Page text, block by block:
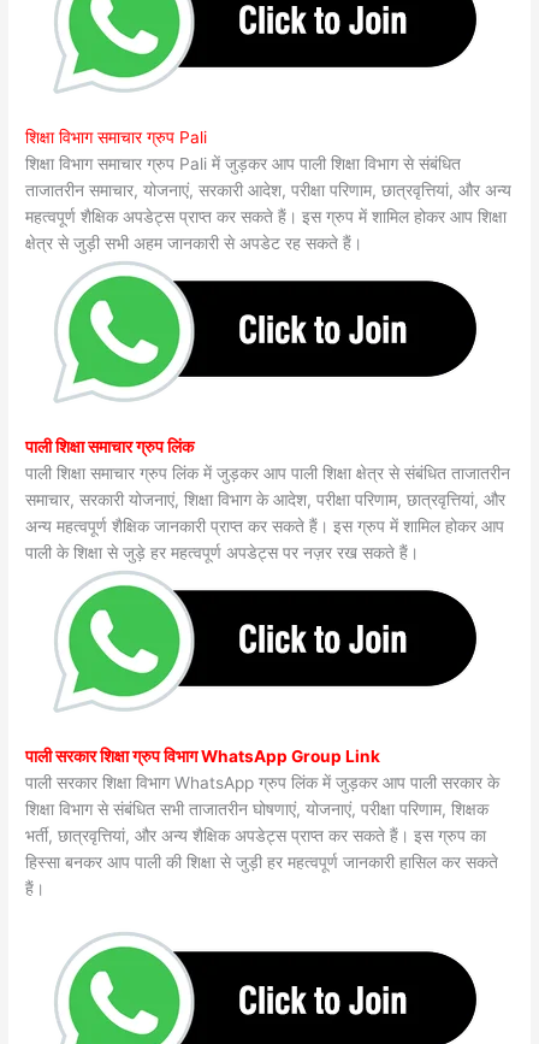
शिक्षा विभाग समाचार ग्रुप Pali
शिक्षा विभाग समाचार ग्रुप Pali में जुड़कर आप पाली शिक्षा विभाग से संबंधित
ताजातरीन समाचार, योजनाएं, सरकारी आदेश, परीक्षा परिणाम, छात्रवृत्तियां, और अन्य
महत्वपूर्ण शैक्षिक अपडेट्स प्राप्त कर सकते हैं। इस ग्रुप में शामिल होकर आप शिक्षा
क्षेत्र से जुड़ी सभी अहम जानकारी से अपडेट रह सकते हैं।
पाली शिक्षा समाचार ग्रुप लिंक
पाली शिक्षा समाचार ग्रुप लिंक में जुड़कर आप पाली शिक्षा क्षेत्र से संबंधित ताजातरीन
समाचार, सरकारी योजनाएं, शिक्षा विभाग के आदेश, परीक्षा परिणाम, छात्रवृत्तियां, और
अन्य महत्वपूर्ण शैक्षिक जानकारी प्राप्त कर सकते हैं। इस ग्रुप में शामिल होकर आप
पाली के शिक्षा से जुड़े हर महत्वपूर्ण अपडेट्स पर नज़र रख सकते हैं।
पाली सरकार शिक्षा ग्रुप विभाग WhatsApp Group Link
पाली सरकार शिक्षा विभाग WhatsApp ग्रुप लिंक में जुड़कर आप पाली सरकार के
शिक्षा विभाग से संबंधित सभी ताजातरीन घोषणाएं, योजनाएं, परीक्षा परिणाम, शिक्षक
भर्ती, छात्रवृत्तियां, और अन्य शैक्षिक अपडेट्स प्राप्त कर सकते हैं। इस ग्रुप का
हिस्सा बनकर आप पाली की शिक्षा से जुड़ी हर महत्वपूर्ण जानकारी हासिल कर सकते
हैं।